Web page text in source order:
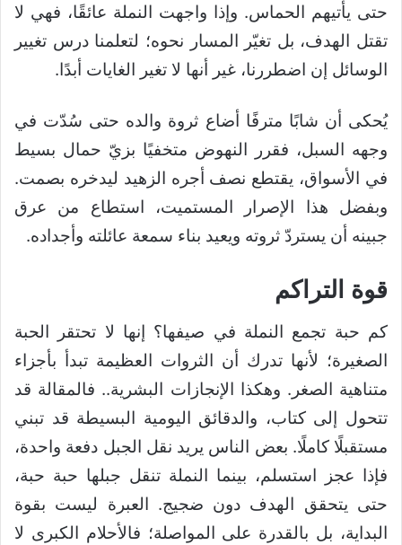
حتى يأتيهم الحماس. وإذا واجهت النملة عائقًا، فهي لا
تقتل الهدف، بل تغيّر المسار نحوه؛ لتعلمنا درس تغيير
الوسائل إن اضطررنا، غير أنها لا تغير الغايات أبدًا.
يُحكى أن شابًا مترفًا أضاع ثروة والده حتى سُدّت في
وجهه السبل، فقرر النهوض متخفيًا بزيّ حمال بسيط
في الأسواق، يقتطع نصف أجره الزهيد ليدخره بصمت.
وبفضل هذا الإصرار المستميت، استطاع من عرق
جبينه أن يستردّ ثروته ويعيد بناء سمعة عائلته وأجداده.
قوة التراكم
كم حبة تجمع النملة في صيفها؟ إنها لا تحتقر الحبة
الصغيرة؛ لأنها تدرك أن الثروات العظيمة تبدأ بأجزاء
متناهية الصغر. وهكذا الإنجازات البشرية.. فالمقالة قد
تتحول إلى كتاب، والدقائق اليومية البسيطة قد تبني
مستقبلًا كاملًا. بعض الناس يريد نقل الجبل دفعة واحدة،
فإذا عجز استسلم، بينما النملة تنقل جبلها حبة حبة،
حتى يتحقق الهدف دون ضجيج. العبرة ليست بقوة
البداية، بل بالقدرة على المواصلة؛ فالأحلام الكبرى لا